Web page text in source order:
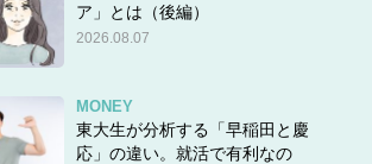
ア」とは（後編）
2026.08.07
MONEY
東大生が分析する「早稲田と慶
応」の違い。就活で有利なの